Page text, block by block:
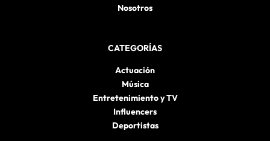
Nosotros
CATEGORÍAS
Actuación
Música
Entretenimiento y TV
Influencers
Deportistas